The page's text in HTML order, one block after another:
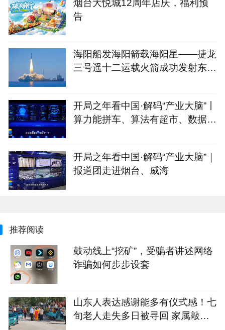
烟台大悦城12周年店庆，福利预
告
海阳船发海阳箭载海阳星——捷龙
三号遥十二运载火箭成功发射东方
开局之年看中国·解码“产业大脑”丨
算力能拼车、算法有超市、数据不
开局之年看中国·解码“产业大脑”｜
报道团走进烟台、威海
推荐阅读
鼓动线上“挖矿”，受骗者讲述网络
诈骗如何步步设套
山东人表达感谢能多有仪式感！七
旬老人走失多日被寻回 家属敲锣